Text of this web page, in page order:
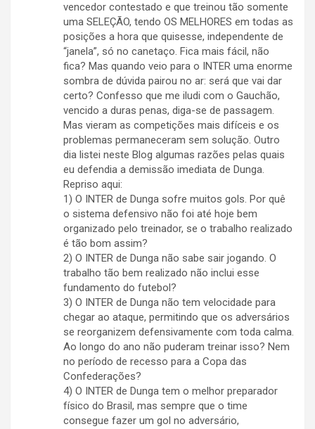
vencedor contestado e que treinou tão somente
uma SELEÇÃO, tendo OS MELHORES em todas as
posições a hora que quisesse, independente de
“janela”, só no canetaço. Fica mais fácil, não
fica? Mas quando veio para o INTER uma enorme
sombra de dúvida pairou no ar: será que vai dar
certo? Confesso que me iludi com o Gauchão,
vencido a duras penas, diga-se de passagem.
Mas vieram as competições mais difíceis e os
problemas permaneceram sem solução. Outro
dia listei neste Blog algumas razões pelas quais
eu defendia a demissão imediata de Dunga.
Repriso aqui:
1) O INTER de Dunga sofre muitos gols. Por quê
o sistema defensivo não foi até hoje bem
organizado pelo treinador, se o trabalho realizado
é tão bom assim?
2) O INTER de Dunga não sabe sair jogando. O
trabalho tão bem realizado não inclui esse
fundamento do futebol?
3) O INTER de Dunga não tem velocidade para
chegar ao ataque, permitindo que os adversários
se reorganizem defensivamente com toda calma.
Ao longo do ano não puderam treinar isso? Nem
no período de recesso para a Copa das
Confederações?
4) O INTER de Dunga tem o melhor preparador
físico do Brasil, mas sempre que o time
consegue fazer um gol no adversário,